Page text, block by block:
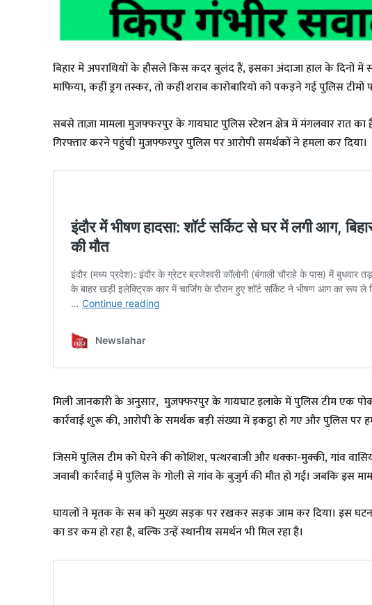
बिहार में अपराधियों के हौसले किस कदर बुलंद हैं, इसका अंदाजा हाल के दिनों
माफिया, कहीं ड्रग तस्कर, तो कहीं शराब कारोबारियो को पकड़ने गई पुलिस
सबसे ताज़ा मामला मुजफ्फरपुर के गायघाट पुलिस स्टेशन क्षेत्र में मंगलवार रात
गिरफ्तार करने पहुंची मुजफ्फरपुर पुलिस पर आरोपी समर्थकों ने हमला कर दिया।
मिली जानकारी के अनुसार, मुजफ्फरपुर के गायघाट इलाके में पुलिस टीम एक
कार्रवाई शुरू की, आरोपी के समर्थक बड़ी संख्या में इकट्ठा हो गए और पुलिस पर
जिसमें पुलिस टीम को घेरने की कोशिश, पत्थरबाजी और धक्का-मुक्की, गांव
जवाबी कार्रवाई में पुलिस के गोली से गांव के बुजुर्ग की मौत हो गई। जबकि इस
घायलों ने मृतक के सब को मुख्य सड़क पर रखकर सड़क जाम कर दिया। इस
का डर कम हो रहा है, बल्कि उन्हें स्थानीय समर्थन भी मिल रहा है।